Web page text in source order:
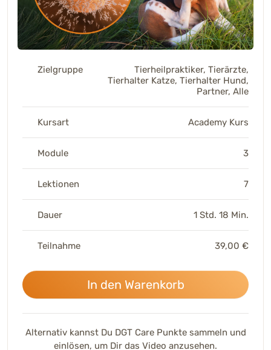
Zielgruppe
Tierheilpraktiker, Tierärzte,
Tierhalter Katze, Tierhalter Hund,
Partner, Alle
Kursart Academy Kurs
Module 3
Lektionen 7
Dauer 1 Std. 18 Min.
Teilnahme 39,00 €
In den Warenkorb
Alternativ kannst Du DGT Care Punkte sammeln und
einlösen, um Dir das Video anzusehen.